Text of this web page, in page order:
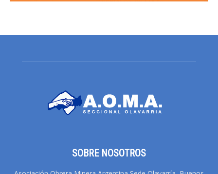
SOBRE NOSOTROS